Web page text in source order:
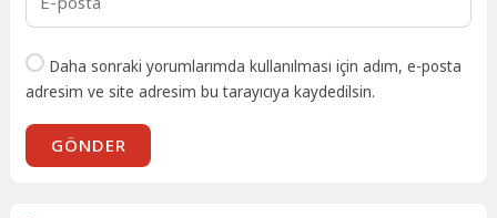
Daha sonraki yorumlarımda kullanılması için adım, e-posta
adresim ve site adresim bu tarayıcıya kaydedilsin.
GÖNDER